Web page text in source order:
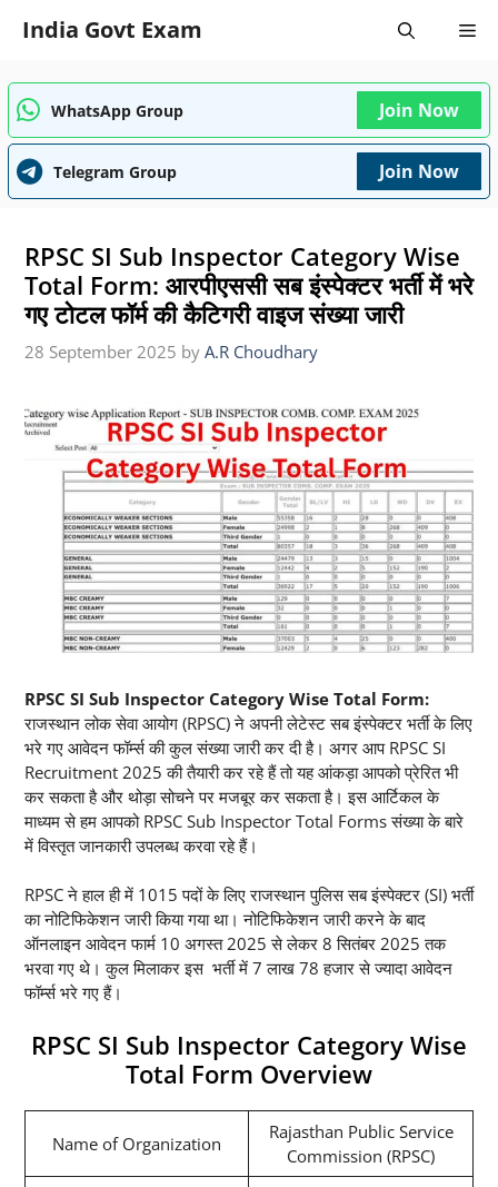
India Govt Exam
WhatsApp Group Join Now
Telegram Group Join Now
RPSC SI Sub Inspector Category Wise
Total Form: आरपीएससी सब इंस्पेक्टर भर्ती में भरे
गए टोटल फॉर्म की कैटिगरी वाइज संख्या जारी
28 September 2025 by A.R Choudhary
RPSC SI Sub Inspector Category Wise Total Form:
राजस्थान लोक सेवा आयोग (RPSC) ने अपनी लेटेस्ट सब इंस्पेक्टर भर्ती के लिए
भरे गए आवेदन फॉर्म्स की कुल संख्या जारी कर दी है। अगर आप RPSC SI
Recruitment 2025 की तैयारी कर रहे हैं तो यह आंकड़ा आपको प्रेरित भी
कर सकता है और थोड़ा सोचने पर मजबूर कर सकता है। इस आर्टिकल के
माध्यम से हम आपको RPSC Sub Inspector Total Forms संख्या के बारे
में विस्तृत जानकारी उपलब्ध करवा रहे हैं।
RPSC ने हाल ही में 1015 पदों के लिए राजस्थान पुलिस सब इंस्पेक्टर (SI) भर्ती
का नोटिफिकेशन जारी किया गया था। नोटिफिकेशन जारी करने के बाद
ऑनलाइन आवेदन फार्म 10 अगस्त 2025 से लेकर 8 सितंबर 2025 तक
भरवा गए थे। कुल मिलाकर इस भर्ती में 7 लाख 78 हजार से ज्यादा आवेदन
फॉर्म्स भरे गए हैं।
RPSC SI Sub Inspector Category Wise
Total Form Overview
Name of Organization
Rajasthan Public Service
Commission (RPSC)